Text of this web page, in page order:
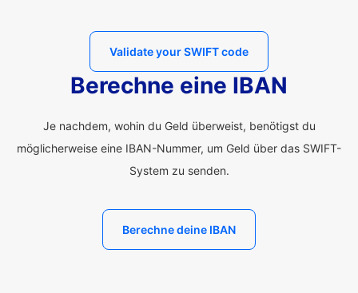
Validate your SWIFT code
Berechne eine IBAN
Je nachdem, wohin du Geld überweist, benötigst du
möglicherweise eine IBAN-Nummer, um Geld über das SWIFT-
System zu senden.
Berechne deine IBAN